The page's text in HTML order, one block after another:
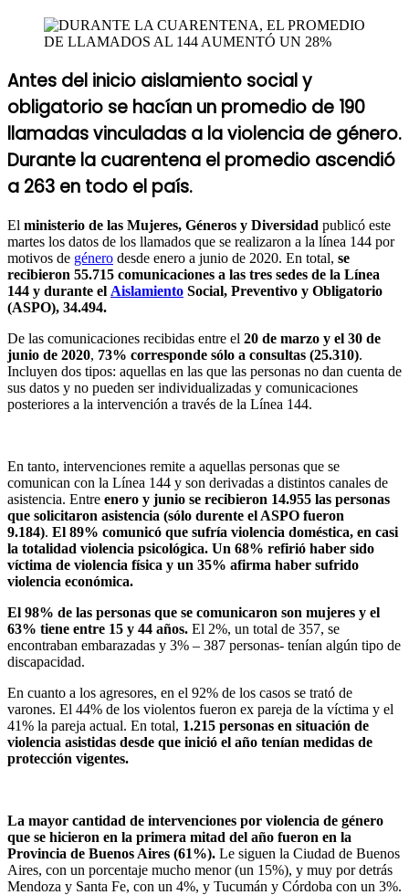
Antes del inicio aislamiento social y
obligatorio se hacían un promedio de 190
llamadas vinculadas a la violencia de género.
Durante la cuarentena el promedio ascendió
a 263 en todo el país.
El ministerio de las Mujeres, Géneros y Diversidad publicó este
martes los datos de los llamados que se realizaron a la línea 144 por
motivos de género desde enero a junio de 2020. En total, se
recibieron 55.715 comunicaciones a las tres sedes de la Línea
144 y durante el Aislamiento Social, Preventivo y Obligatorio
(ASPO), 34.494.
De las comunicaciones recibidas entre el 20 de marzo y el 30 de
junio de 2020, 73% corresponde sólo a consultas (25.310).
Incluyen dos tipos: aquellas en las que las personas no dan cuenta de
sus datos y no pueden ser individualizadas y comunicaciones
posteriores a la intervención a través de la Línea 144.
En tanto, intervenciones remite a aquellas personas que se
comunican con la Línea 144 y son derivadas a distintos canales de
asistencia. Entre enero y junio se recibieron 14.955 las personas
que solicitaron asistencia (sólo durente el ASPO fueron
9.184). El 89% comunicó que sufría violencia doméstica, en casi
la totalidad violencia psicológica. Un 68% refirió haber sido
víctima de violencia física y un 35% afirma haber sufrido
violencia económica.
El 98% de las personas que se comunicaron son mujeres y el
63% tiene entre 15 y 44 años. El 2%, un total de 357, se
encontraban embarazadas y 3% – 387 personas- tenían algún tipo de
discapacidad.
En cuanto a los agresores, en el 92% de los casos se trató de
varones. El 44% de los violentos fueron ex pareja de la víctima y el
41% la pareja actual. En total, 1.215 personas en situación de
violencia asistidas desde que inició el año tenían medidas de
protección vigentes.
La mayor cantidad de intervenciones por violencia de género
que se hicieron en la primera mitad del año fueron en la
Provincia de Buenos Aires (61%). Le siguen la Ciudad de Buenos
Aires, con un porcentaje mucho menor (un 15%), y muy por detrás
Mendoza y Santa Fe, con un 4%, y Tucumán y Córdoba con un 3%.